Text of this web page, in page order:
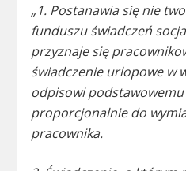
„1. Postanawia się nie
funduszu świadczeń
przyznaje się
świadczenie urlopowe w
odpisowi
proporcjonalnie do
pracownika.